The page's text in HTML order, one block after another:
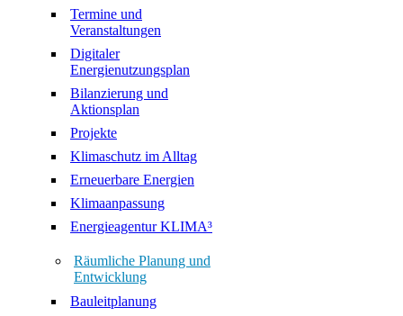
Termine und
Veranstaltungen
Digitaler
Energienutzungsplan
Bilanzierung und
Aktionsplan
Projekte
Klimaschutz im Alltag
Erneuerbare Energien
Klimaanpassung
Energieagentur KLIMA³
Räumliche Planung und
Entwicklung
Bauleitplanung